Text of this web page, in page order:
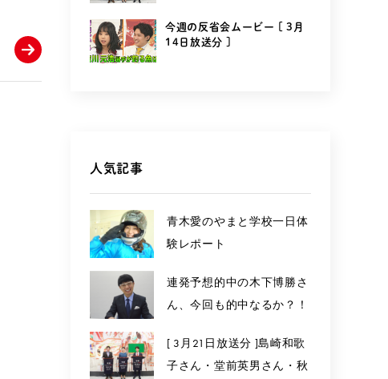
今週の反省会ムービー [ 3月
14日放送分 ]
人気記事
青木愛のやまと学校一日体
験レポート
連発予想的中の木下博勝さ
ん、今回も的中なるか？！
[ 3月21日放送分 ]島崎和歌
子さん・堂前英男さん・秋